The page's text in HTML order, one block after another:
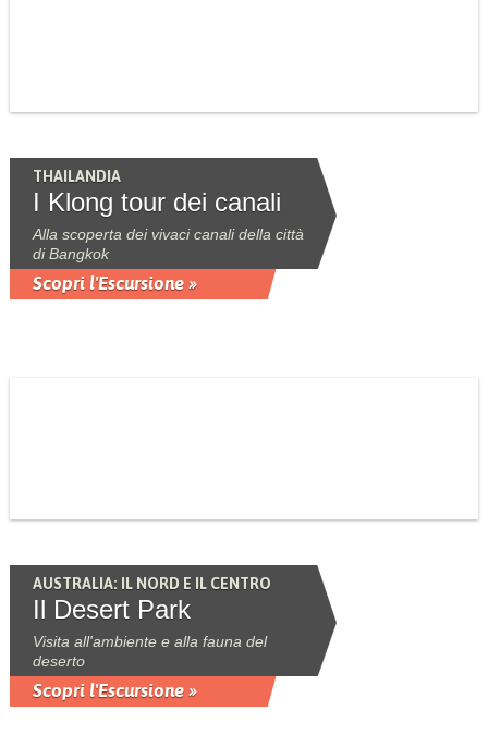
THAILANDIA
I Klong tour dei canali
Alla scoperta dei vivaci canali della città
di Bangkok
Scopri l'Escursione »
AUSTRALIA: IL NORD E IL CENTRO
Il Desert Park
Visita all'ambiente e alla fauna del
deserto
Scopri l'Escursione »